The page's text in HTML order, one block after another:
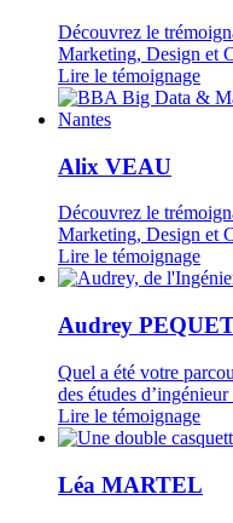
Découvrez le
Marketing, Design et
Lire le témoignage
Alix VEAU
Découvrez le
Marketing, Design et
Lire le témoignage
Audrey
Quel a été votre
des études d’ingénieur
Lire le témoignage
Léa MARTEL